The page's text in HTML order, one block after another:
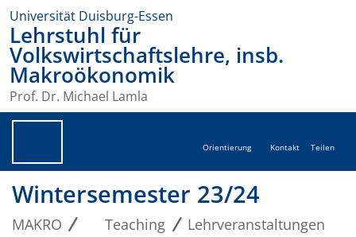
Universität Duisburg-Essen
Lehrstuhl für
Volkswirtschaftslehre, insb.
Makroökonomik
Prof. Dr. Michael Lamla
Orientierung Kontakt Teilen
Wintersemester 23/24
MAKRO Teaching
Lehrveranstaltungen